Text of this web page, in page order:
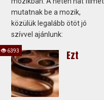
mutatnak be a mozik,
közülük legalább ötöt jó
szívvel ajánlunk:
Ezt
6393